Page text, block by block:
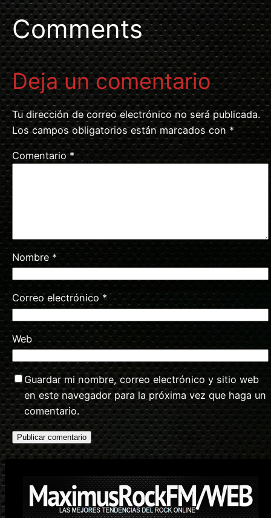
Comments
Deja un comentario
Tu dirección de correo electrónico no será publicada.
Los campos obligatorios están marcados con *
Comentario*
Nombre *
Correo electrónico*
Web
Guardar mi nombre, correo electrónico y sitio web
en este navegador para la próxima vez que haga un
comentario.